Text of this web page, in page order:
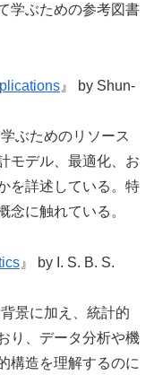
学ぶための参考図書
』 by Shun-
ぶためのリソース
モデル、最適化、お
を詳述している。特
念に触れている。
』 by I. S. B. S.
景に加え、統計的
り、データ分析や機
構造を理解するのに